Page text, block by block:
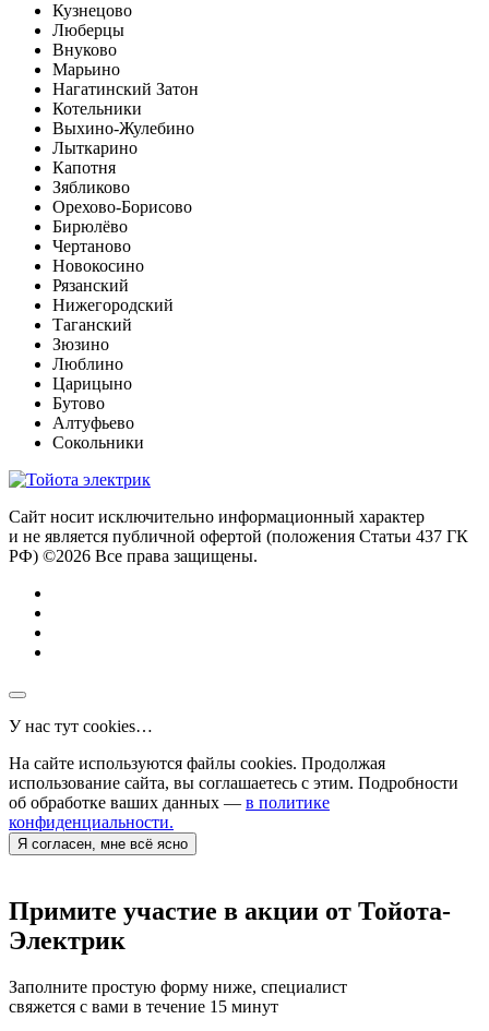
Кузнецово
Люберцы
Внуково
Марьино
Нагатинский Затон
Котельники
Выхино-Жулебино
Лыткарино
Капотня
Зябликово
Орехово-Борисово
Бирюлёво
Чертаново
Новокосино
Рязанский
Нижегородский
Таганский
Зюзино
Люблино
Царицыно
Бутово
Алтуфьево
Сокольники
Сайт носит исключительно информационный характер
и не является публичной офертой (положения Статьи 437 ГК
РФ) ©2026 Все права защищены.
У нас тут cookies…
На сайте используются файлы cookies. Продолжая
использование сайта, вы соглашаетесь с этим. Подробности
об обработке ваших данных — в политике
конфиденциальности.
Я согласен, мне всё ясно
Примите участие в акции от Тойота-
Электрик
Заполните простую форму ниже, специалист
свяжется с вами в течение 15 минут